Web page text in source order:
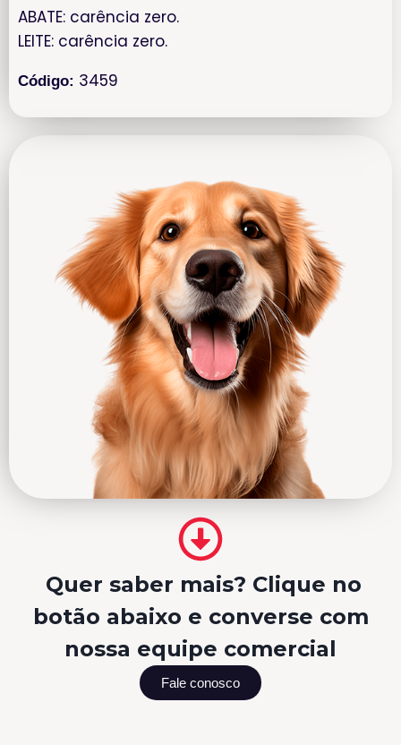
ABATE: carência zero.
LEITE: carência zero.
Código: 3459
Quer saber mais? Clique no
botão abaixo e converse com
nossa equipe comercial
Fale conosco